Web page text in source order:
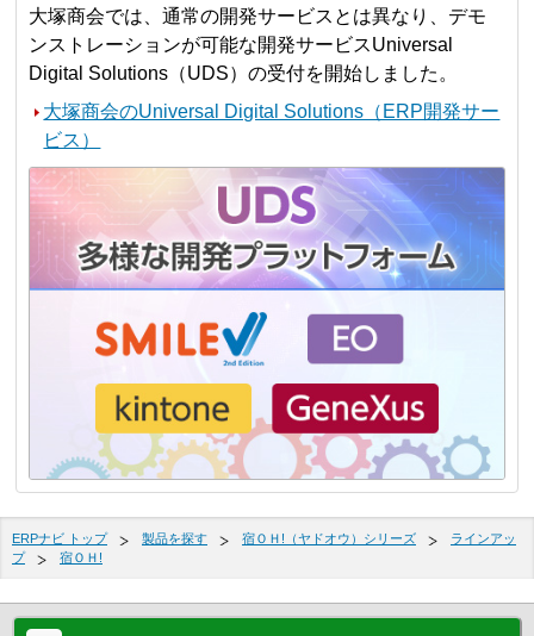
大塚商会では、通常の開発サービスとは異なり、デモ
ンストレーションが可能な開発サービスUniversal
Digital Solutions（UDS）の受付を開始しました。
大塚商会のUniversal Digital Solutions（ERP開発サー
ビス）
ERPナビ トップ 製品を探す 宿ＯＨ!（ヤドオウ）シリーズ
ラインアッ
プ
宿ＯＨ!